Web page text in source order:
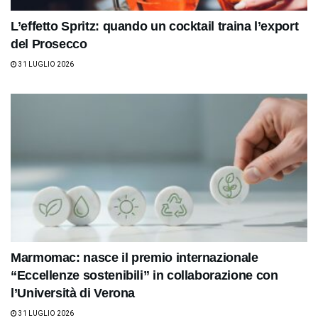
L’effetto Spritz: quando un cocktail traina l’export
del Prosecco
31 LUGLIO 2026
Marmomac: nasce il premio internazionale
“Eccellenze sostenibili” in collaborazione con
l’Università di Verona
31 LUGLIO 2026